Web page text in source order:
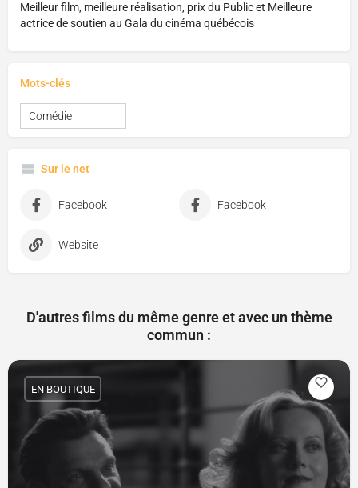
Meilleur film, meilleure réalisation, prix du Public et Meilleure
actrice de soutien au Gala du cinéma québécois
Mots-clés
Comédie
Sur le net
Facebook Facebook
Website
D'autres films du même genre et avec un thème
commun :
EN BOUTIQUE